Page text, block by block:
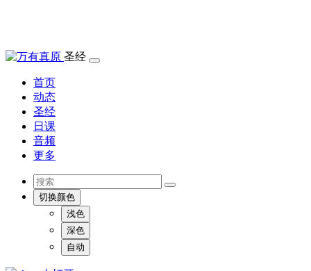
圣经
首页
动态
圣经
日课
音频
更多
切换颜色
浅色
深色
自动